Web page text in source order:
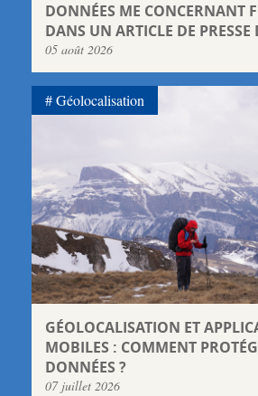
DONNÉES ME CONCERNANT
DANS UN ARTICLE DE PRESSE
05 août 2026
GÉOLOCALISATION ET
MOBILES : COMMENT
DONNÉES ?
07 juillet 2026
Géolocalisation